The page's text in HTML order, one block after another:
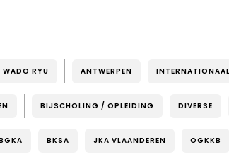
WADO RYU ANTWERPEN INTERNATIONAAL
BIJSCHOLING / OPLEIDING DIVERSE
BKSA JKA VLAANDEREN OGKKB